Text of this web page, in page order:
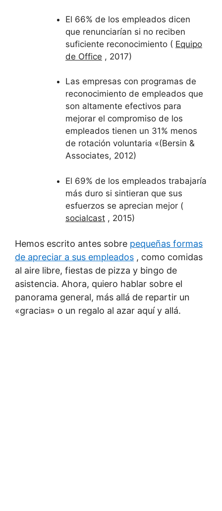
El 66% de los empleados dicen
que renunciarían si no reciben
suficiente reconocimiento ( Equipo
de Office , 2017)
Las empresas con programas de
reconocimiento de empleados que
son altamente efectivos para
mejorar el compromiso de los
empleados tienen un 31% menos
de rotación voluntaria «(Bersin &
Associates, 2012)
El 69% de los empleados trabajaría
más duro si sintieran que sus
esfuerzos se aprecian mejor (
socialcast , 2015)
Hemos escrito antes sobre pequeñas formas
de apreciar a sus empleados , como comidas
al aire libre, fiestas de pizza y bingo de
asistencia. Ahora, quiero hablar sobre el
panorama general, más allá de repartir un
«gracias» o un regalo al azar aquí y allá.